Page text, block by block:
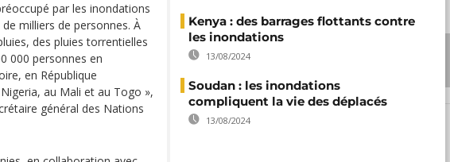
par les inondations
milliers de personnes. À
des pluies torrentielles
000 personnes en
en République
au Mali et au Togo »,
général des Nations
Kenya : des barrages flottants contre
les inondations
13/08/2024
Soudan : les inondations
compliquent la vie des déplacés
13/08/2024